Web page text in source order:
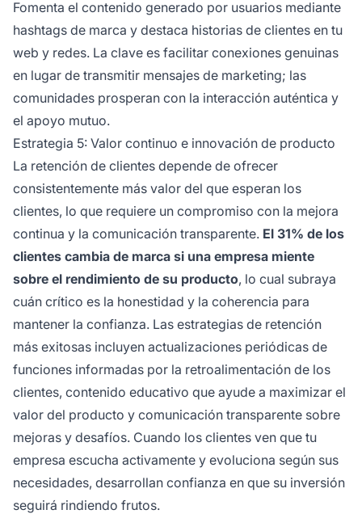
Fomenta el contenido generado por usuarios mediante
hashtags de marca y destaca historias de clientes en tu
web y redes. La clave es facilitar conexiones genuinas
en lugar de transmitir mensajes de marketing; las
comunidades prosperan con la interacción auténtica y
el apoyo mutuo.
Estrategia 5: Valor continuo e innovación de producto
La retención de clientes depende de ofrecer
consistentemente más valor del que esperan los
clientes, lo que requiere un compromiso con la mejora
continua y la comunicación transparente. El 31% de los
clientes cambia de marca si una empresa miente
sobre el rendimiento de su producto, lo cual subraya
cuán crítico es la honestidad y la coherencia para
mantener la confianza. Las estrategias de retención
más exitosas incluyen actualizaciones periódicas de
funciones informadas por la retroalimentación de los
clientes, contenido educativo que ayude a maximizar el
valor del producto y comunicación transparente sobre
mejoras y desafíos. Cuando los clientes ven que tu
empresa escucha activamente y evoluciona según sus
necesidades, desarrollan confianza en que su inversión
seguirá rindiendo frutos.